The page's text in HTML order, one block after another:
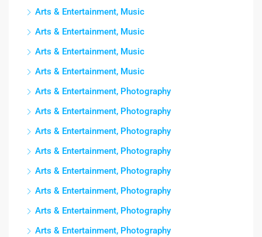
Arts & Entertainment, Music
Arts & Entertainment, Music
Arts & Entertainment, Music
Arts & Entertainment, Music
Arts & Entertainment, Photography
Arts & Entertainment, Photography
Arts & Entertainment, Photography
Arts & Entertainment, Photography
Arts & Entertainment, Photography
Arts & Entertainment, Photography
Arts & Entertainment, Photography
Arts & Entertainment, Photography